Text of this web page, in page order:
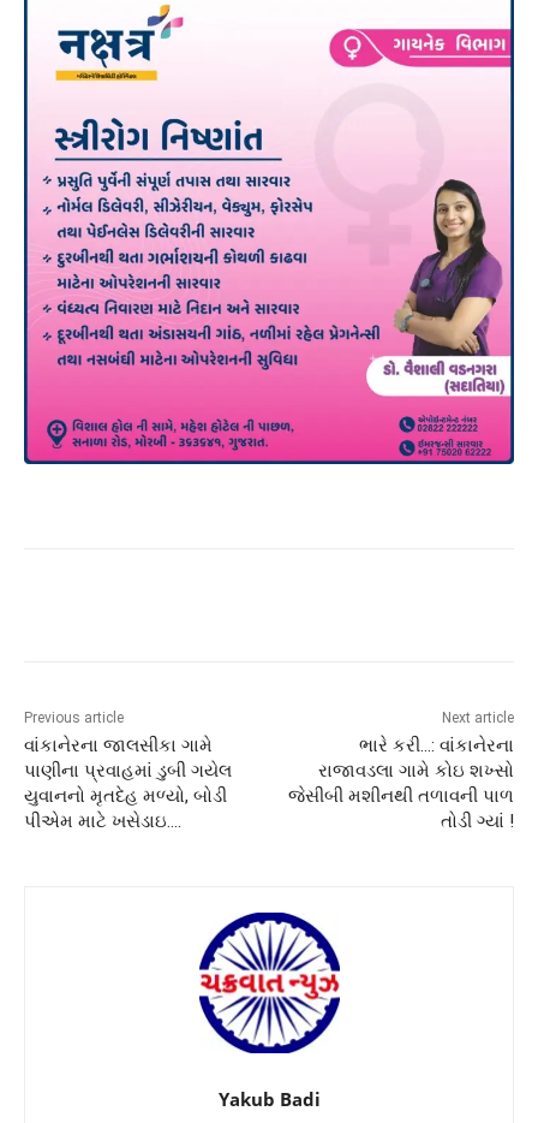
Previous article
વાંકાનેરના જાલસીકા ગામે
પાણીના પ્રવાહમાં ડુબી ગયેલ
યુવાનનો મૃતદેહ મળ્યો, બોડી
પીએમ માટે ખસેડાઇ….
Next article
ભારે કરી…: વાંકાનેરના
રાજાવડલા ગામે કોઇ શખ્સો
જેસીબી મશીનથી તળાવની પાળ
તોડી ગ્યાં !
Yakub Badi